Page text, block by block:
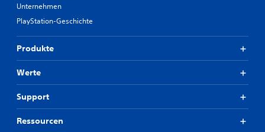
Unternehmen
PlayStation-Geschichte
Produkte
Werte
Support
Ressourcen